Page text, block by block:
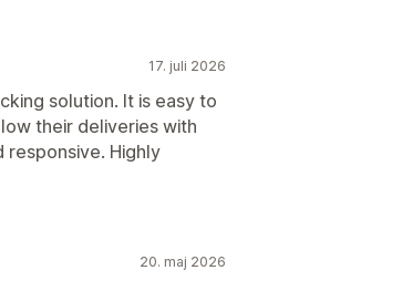
17. juli 2026
solution. It is easy to
their deliveries with
responsive. Highly
20. maj 2026